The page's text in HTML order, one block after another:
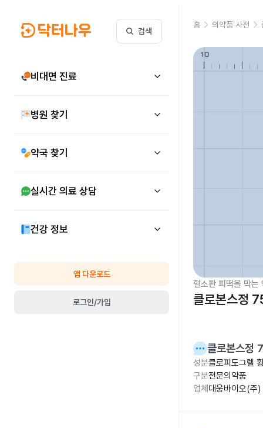
검색
비대면 진료
병원 찾기
약국 찾기
실시간 의료 상담
건강 정보
앱 다운로드
로그인/가입
홈 의약품 사전
혈소판 피떡을 막는
클로본스정
클로본스정
성분클로피도그렐
구분전문의약품
업체 대웅바이오(주)